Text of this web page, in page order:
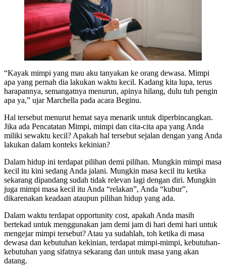
“Kayak mimpi yang mau aku tanyakan ke orang dewasa. Mimpi
apa yang pernah dia lakukan waktu kecil. Kadang kita lupa, terus
harapannya, semangatnya menurun, apinya hilang, dulu tuh pengin
apa ya,” ujar Marchella pada acara Beginu.
Hal tersebut menurut hemat saya menarik untuk diperbincangkan.
Jika ada Pencatatan Mimpi, mimpi dan cita-cita apa yang Anda
miliki sewaktu kecil? Apakah hal tersebut sejalan dengan yang Anda
lakukan dalam konteks kekinian?
Dalam hidup ini terdapat pilihan demi pilihan. Mungkin mimpi masa
kecil itu kini sedang Anda jalani. Mungkin masa kecil itu ketika
sekarang dipandang sudah tidak relevan lagi dengan diri. Mungkin
juga mimpi masa kecil itu Anda “relakan”, Anda “kubur”,
dikarenakan keadaan ataupun pilihan hidup yang ada.
Dalam waktu terdapat opportunity cost, apakah Anda masih
bertekad untuk menggunakan jam demi jam di hari demi hari untuk
mengejar mimpi tersebut? Atau ya sudahlah, toh ketika di masa
dewasa dan kebutuhan kekinian, terdapat mimpi-mimpi, kebutuhan-
kebutuhan yang sifatnya sekarang dan untuk masa yang akan
datang.